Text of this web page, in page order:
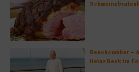
Beachcomber –
Heinz Beck im